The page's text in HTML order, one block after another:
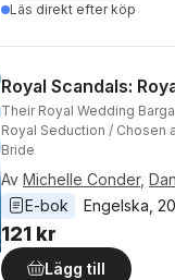
Läs direkt efter köp
Royal Scandals:
Their Royal Wedding
Royal Seduction / Chosen
Bride
Av Michelle Conder,
E-bok
Engelska
121 kr
Lägg till